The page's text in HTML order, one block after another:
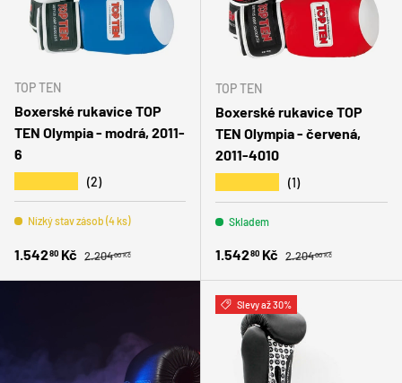
TOP TEN
Boxerské rukavice TOP
TEN Olympia - modrá, 2011-
6
(2)
Nízký stav zásob (4 ks)
Zlevněná cena
1.54280 Kč Běžná cena
2.20400 Kč
TOP TEN
Boxerské rukavice TOP
TEN Olympia - červená,
2011-4010
(1)
Skladem
Zlevněná cena
1.54280 Kč Běžná cena
2.20400 Kč
Slevy až 30%